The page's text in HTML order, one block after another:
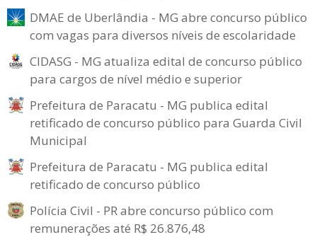
DMAE de Uberlândia - MG abre concurso público
com vagas para diversos níveis de escolaridade
CIDASG - MG atualiza edital de concurso público
para cargos de nível médio e superior
Prefeitura de Paracatu - MG publica edital
retificado de concurso público para Guarda Civil
Municipal
Prefeitura de Paracatu - MG publica edital
retificado de concurso público
Polícia Civil - PR abre concurso público com
remunerações até R$ 26.876,48